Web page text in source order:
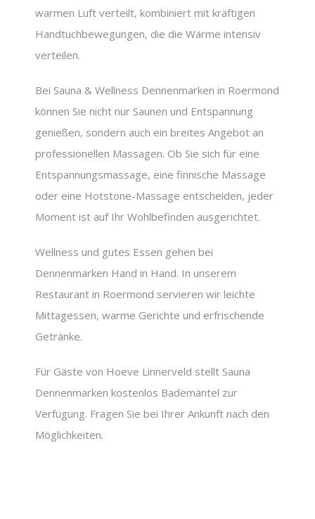
warmen Luft verteilt, kombiniert mit kräftigen
Handtuchbewegungen, die die Wärme intensiv
verteilen.
Bei Sauna & Wellness Dennenmarken in Roermond
können Sie nicht nur Saunen und Entspannung
genießen, sondern auch ein breites Angebot an
professionellen Massagen. Ob Sie sich für eine
Entspannungsmassage, eine finnische Massage
oder eine Hotstone-Massage entscheiden, jeder
Moment ist auf Ihr Wohlbefinden ausgerichtet.
Wellness und gutes Essen gehen bei
Dennenmarken Hand in Hand. In unserem
Restaurant in Roermond servieren wir leichte
Mittagessen, warme Gerichte und erfrischende
Getränke.
Für Gäste von Hoeve Linnerveld stellt Sauna
Dennenmarken kostenlos Bademäntel zur
Verfügung. Fragen Sie bei Ihrer Ankunft nach den
Möglichkeiten.